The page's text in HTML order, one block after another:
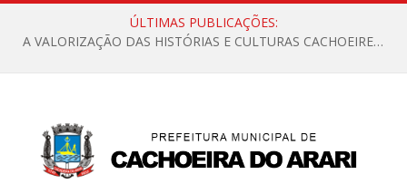
ÚLTIMAS PUBLICAÇÕES:
A VALORIZAÇÃO DAS HISTÓRIAS E CULTURAS CACHOEIRENSES